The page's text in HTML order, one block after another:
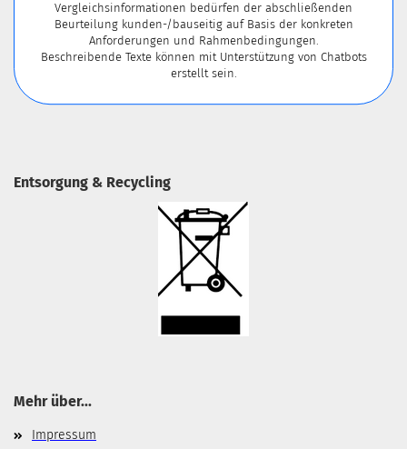
Vergleichsinformationen bedürfen der abschließenden
Beurteilung kunden-/bauseitig auf Basis der konkreten
Anforderungen und Rahmenbedingungen.
Beschreibende Texte können mit Unterstützung von Chatbots
erstellt sein.
Entsorgung & Recycling
Mehr über...
Impressum